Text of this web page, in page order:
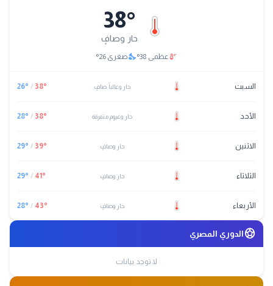
38°
حار وصافٍ
thermostatعظمى 38
°
nights_stayصغرى 26
°
السبت حار وغالباً صافٍ 38°
/
26°
الأحد حار وغيوم متفرقة 38°
/
28°
الاثنين حار وصافٍ 39°
/
29°
الثلاثاء حار وصافٍ 41°
/
29°
الأربعاء حار وصافٍ 43°
/
28°
sports_soccerالدوري المصري
لا توجد بيانات